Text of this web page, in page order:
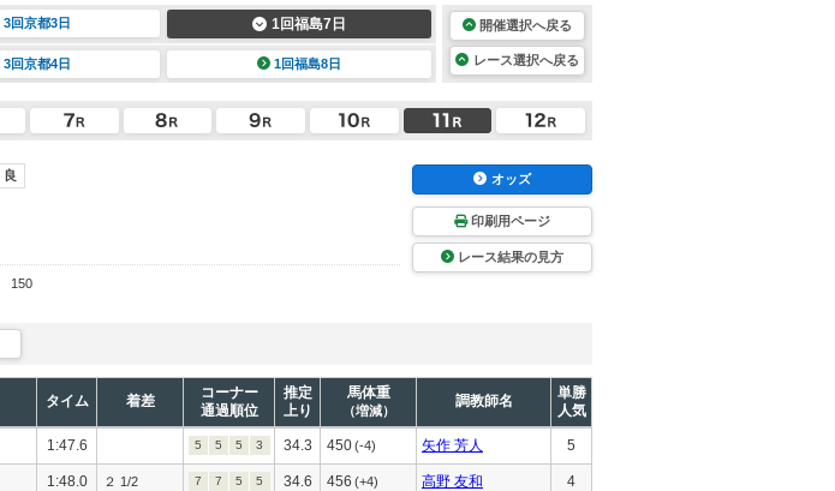
3回京都3日 1回福島7日
3回京都4日 1回福島8日
開催選択へ戻る
レース選択へ戻る
良
150
オッズ
印刷用ページ
レース結果の見方
タイム 着差
コーナー
通過順位
推定
上り
馬体重
（増減）
調教師名
単勝
人気
1:47.6 5 5 5 3 34.3 450(-4) 矢作 芳人 5
1:48.0 ２ 1/2 7 7 5 5 34.6 456 (+4) 高野 友和 4